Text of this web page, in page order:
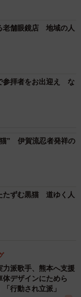
り、慌てて病院に
病気）と診断さ
をとりとめまし
誰もいないので、
スタッフやお客さ
気者になりまし
を務めてもらお
老舗眼鏡店 地域の人
参拝者をお出迎え な
” 伊賀流忍者発祥の
たずむ黒猫 道ゆく人
力派歌手、熊本へ支援
デザインにためら
行動され立派」